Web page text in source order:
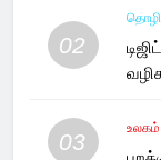
02
03
உலகம்